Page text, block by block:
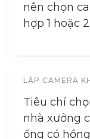
nên chọn
hợp 1 hoặc
LẮP CAMERA
Tiêu chí
nhà xưởng
ống có